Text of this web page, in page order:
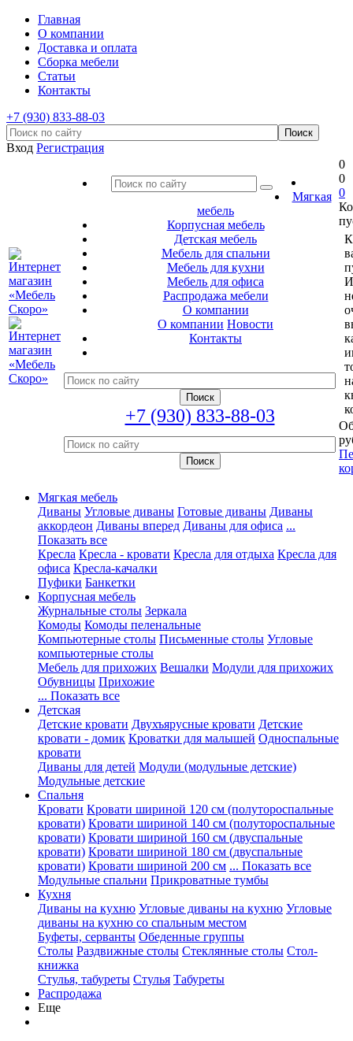
Главная
О компании
Доставка и оплата
Сборка мебели
Статьи
Контакты
+7 (930) 833-88-03
Вход Регистрация
Мягкая
мебель
Корпусная мебель
Детская мебель
Мебель для спальни
Мебель для кухни
Мебель для офиса
Распродажа мебели
О компании
О компании Новости
Контакты
+7 (930) 833-88-03
0
0
0
Мягкая мебель
Диваны Угловые диваны Готовые диваны Диваны
аккордеон Диваны вперед Диваны для офиса ...
Показать все
Кресла Кресла - кровати Кресла для отдыха Кресла для
офиса Кресла-качалки
Пуфики Банкетки
Корпусная мебель
Журнальные столы Зеркала
Комоды Комоды пеленальные
Компьютерные столы Письменные столы Угловые
компьютерные столы
Мебель для прихожих Вешалки Модули для прихожих
Обувницы Прихожие
... Показать все
Детская
Детские кровати Двухъярусные кровати Детские
кровати - домик Кроватки для малышей Односпальные
кровати
Диваны для детей Модули (модульные детские)
Модульные детские
Спальня
Кровати Кровати шириной 120 см (полутороспальные
кровати) Кровати шириной 140 см (полутороспальные
кровати) Кровати шириной 160 см (двуспальные
кровати) Кровати шириной 180 см (двуспальные
кровати) Кровати шириной 200 см ... Показать все
Модульные спальни Прикроватные тумбы
Кухня
Диваны на кухню Угловые диваны на кухню Угловые
диваны на кухню со спальным местом
Буфеты, серванты Обеденные группы
Столы Раздвижные столы Стеклянные столы Стол-
книжка
Стулья, табуреты Стулья Табуреты
Распродажа
Еще